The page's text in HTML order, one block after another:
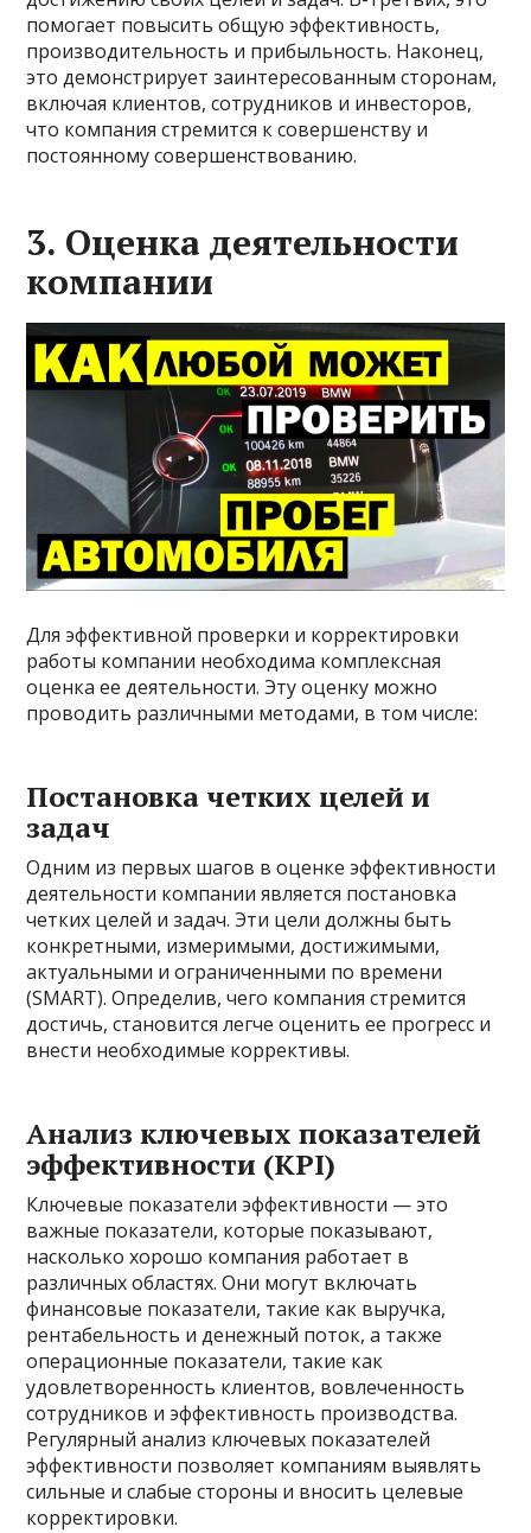
помогает повысить общую эффективность,
производительность и прибыльность. Наконец,
это демонстрирует заинтересованным сторонам,
включая клиентов, сотрудников и инвесторов,
что компания стремится к совершенству и
постоянному совершенствованию.
3. Оценка деятельности
компании
Для эффективной проверки и корректировки
работы компании необходима комплексная
оценка ее деятельности. Эту оценку можно
проводить различными методами, в том числе:
Постановка четких целей и
задач
Одним из первых шагов в оценке эффективности
деятельности компании является постановка
четких целей и задач. Эти цели должны быть
конкретными, измеримыми, достижимыми,
актуальными и ограниченными по времени
(SMART). Определив, чего компания стремится
достичь, становится легче оценить ее прогресс и
внести необходимые коррективы.
Анализ ключевых показателей
эффективности (KPI)
Ключевые показатели эффективности — это
важные показатели, которые показывают,
насколько хорошо компания работает в
различных областях. Они могут включать
финансовые показатели, такие как выручка,
рентабельность и денежный поток, а также
операционные показатели, такие как
удовлетворенность клиентов, вовлеченность
сотрудников и эффективность производства.
Регулярный анализ ключевых показателей
эффективности позволяет компаниям выявлять
сильные и слабые стороны и вносить целевые
корректировки.